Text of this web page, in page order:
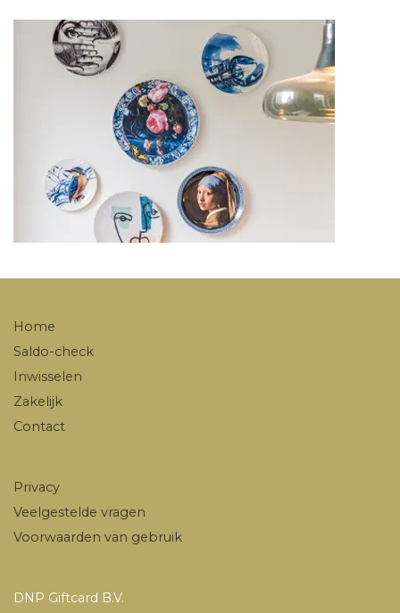
Home
Saldo-check
Inwisselen
Zakelijk
Contact
Privacy
Veelgestelde vragen
Voorwaarden van gebruik
DNP Giftcard B.V.